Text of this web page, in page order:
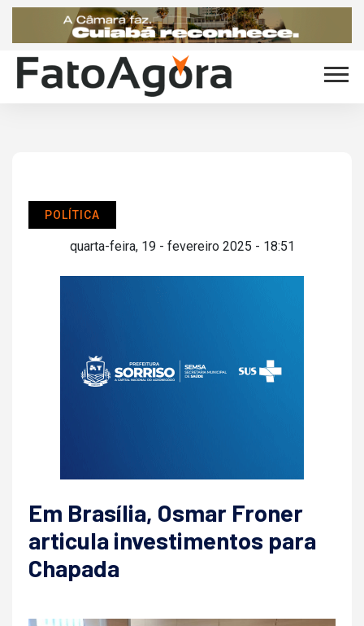
POLÍTICA
quarta-feira, 19 - fevereiro 2025 - 18:51
Em Brasília, Osmar Froner
articula investimentos para
Chapada